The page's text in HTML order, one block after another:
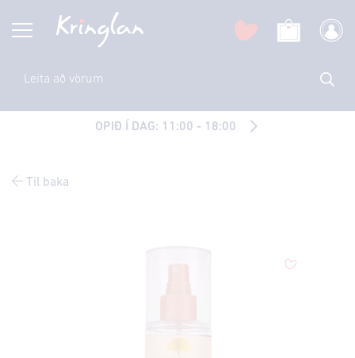
OPIÐ Í DAG: 11:00 - 18:00
Til baka